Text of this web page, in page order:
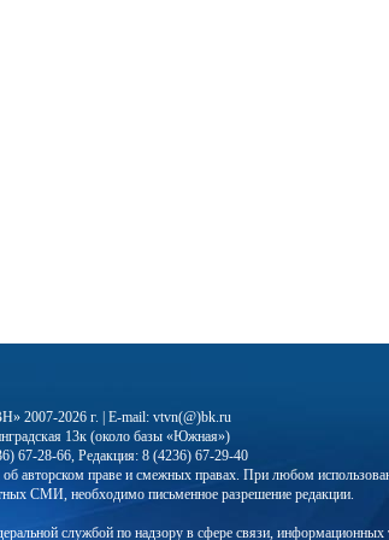
2007-2026 г. | E-mail: vtvn(@)bk.ru
13к (около базы «Южная»)
67-28-66, Редакция: 8 (4236) 67-29-40
авторском праве и смежных правах. При любом
СМИ, необходимо письменное разрешение редакции.
службой по надзору в сфере связи,